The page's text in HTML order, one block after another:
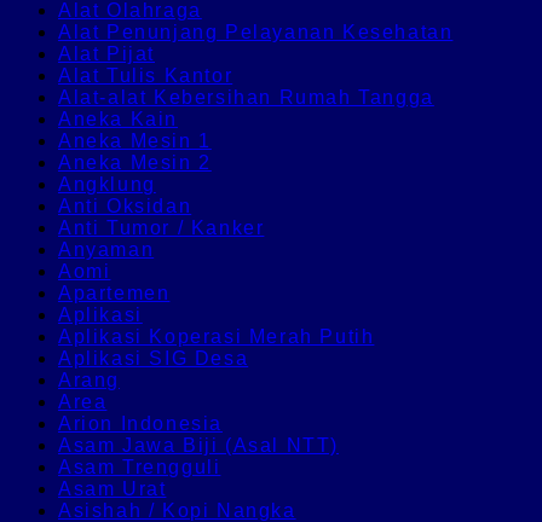
Alat Olahraga
Alat Penunjang Pelayanan Kesehatan
Alat Pijat
Alat Tulis Kantor
Alat-alat Kebersihan Rumah Tangga
Aneka Kain
Aneka Mesin 1
Aneka Mesin 2
Angklung
Anti Oksidan
Anti Tumor / Kanker
Anyaman
Aomi
Apartemen
Aplikasi
Aplikasi Koperasi Merah Putih
Aplikasi SIG Desa
Arang
Area
Arion Indonesia
Asam Jawa Biji (Asal NTT)
Asam Trengguli
Asam Urat
Asishah / Kopi Nangka